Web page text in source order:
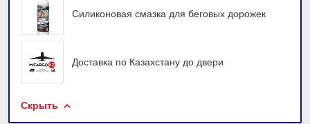
Силиконовая смазка для беговых дорожек
Доставка по Казахстану до двери
Скрыть